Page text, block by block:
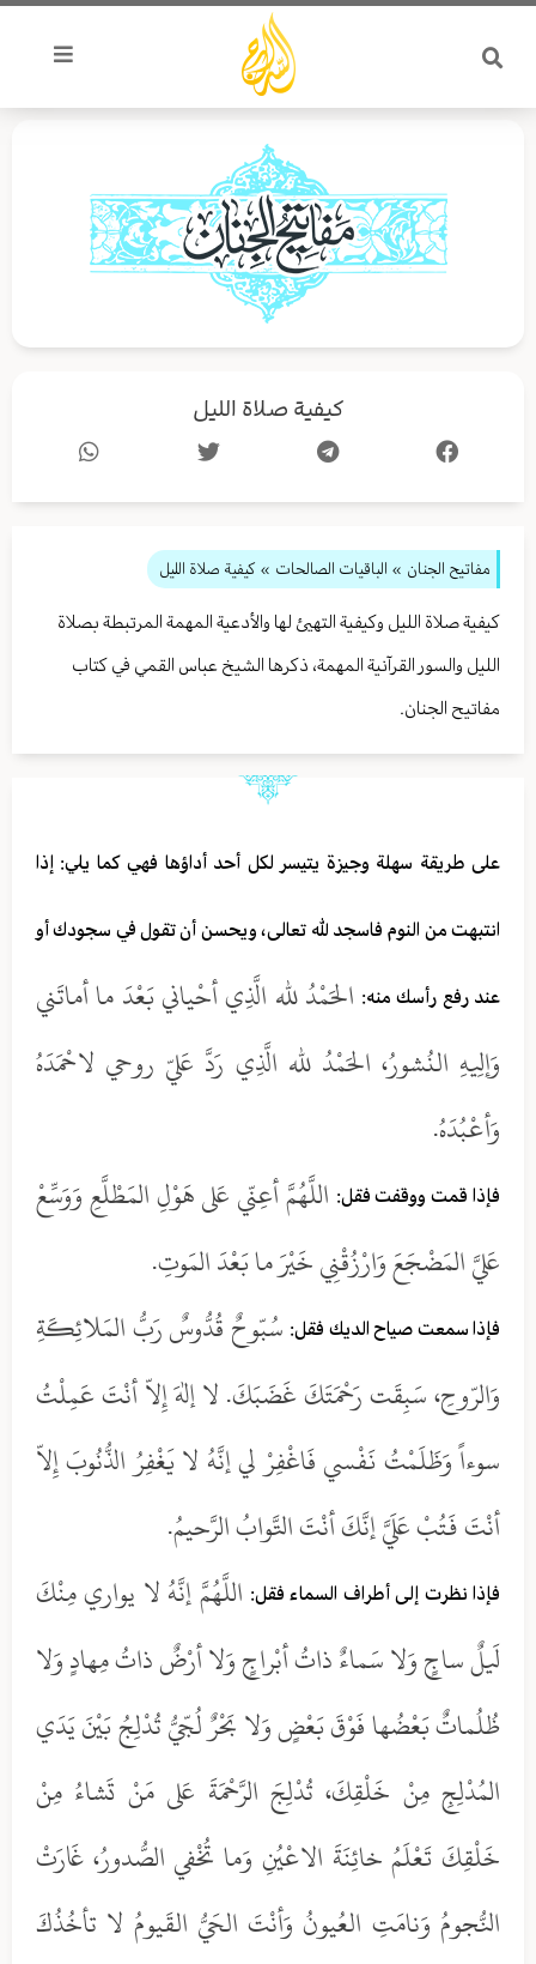
تخطي
المحتوى
كيفية صلاة الليل
مفاتيح الجنان » الباقيات الصالحات » كيفية صلاة الليل
كيفية صلاة الليل وكيفية التهيئ لها والأدعية المهمة المرتبطة بصلاة
الليل والسور القرآنية المهمة، ذكرها الشيخ عباس القمي في كتاب
مفاتيح الجنان.
على طريقة سهلة وجيزة يتيسر لكل أحد أداؤها فهي كما يلي: إذا
انتبهت من النوم فاسجد لله تعالى، ويحسن أن تقول في سجودك أو
عند رفع رأسك منه: الحَمْدُ لله الَّذِي أحْياني بَعْدَ ما أماتَني
وَإلِيهِ النُشورُ، الحَمْدُ لله الَّذِي رَدَّ عَليّ روحي لاحْمَدَهُ
وَأعْبُدَهُ.
فإذا قمت ووقفت فقل: اللَّهُمَّ أعِنّي عَلى هَوْلِ المَطْلَّعِ وَوَسِّعْ
عَليَّ المَضْجَعَ وَارْزُقْنِي خَيْرَ ما بَعْدَ المَوتِ.
فإذا سمعت صياح الديك فقل: سُبّوحٌ قُدُّوسٌ رَبُّ المَلائِكَةِ
وَالرّوحِ، سَبِقَت رَحْمَتَكَ غَضَبَكَ. لا إلهَ إِلاّ أنْتَ عَمِلْتُ
سوءاً وَظَلَمْتُ نَفْسي فَاغْفِرْ لي إنَّهُ لا يَغْفِرُ الذُّنُوبَ إِلاّ
أنْتَ فَتُبْ عَلَيَّ إنَّكَ أنْتَ التَّوابُ الرَّحيمُ.
فإذا نظرت إلى أطراف السماء فقل: اللَّهُمَّ إنَّهُ لا يواري مِنْكَ
لَيلٌ ساجٍ وَلا سَماءٌ ذاتُ أبْراجٍ وَلا أرْضٌ ذاتُ مِهادٍ وَلا
ظُلُماتٌ بَعْضُها فَوْقَ بَعْضٍ وَلا بَحْرٌ لُجّيُّ تُدْلِجُ بَيْنَ يَدَي
المُدْلِجِ مِنْ خَلْقِكَ، تُدْلِجَ الرَّحْمَةَ عَلى مَنْ تَشاءُ مِنْ
خَلْقِكَ تَعْلَمُ خائِنَةَ الاعْيُنِ وَما تُخْفي الصُّدورُ، غَارَتْ
النُّجومُ وَنامَتِ العُيونُ وَأنْتَ الحَيُّ القَيومُ لا تأخُذُكَ